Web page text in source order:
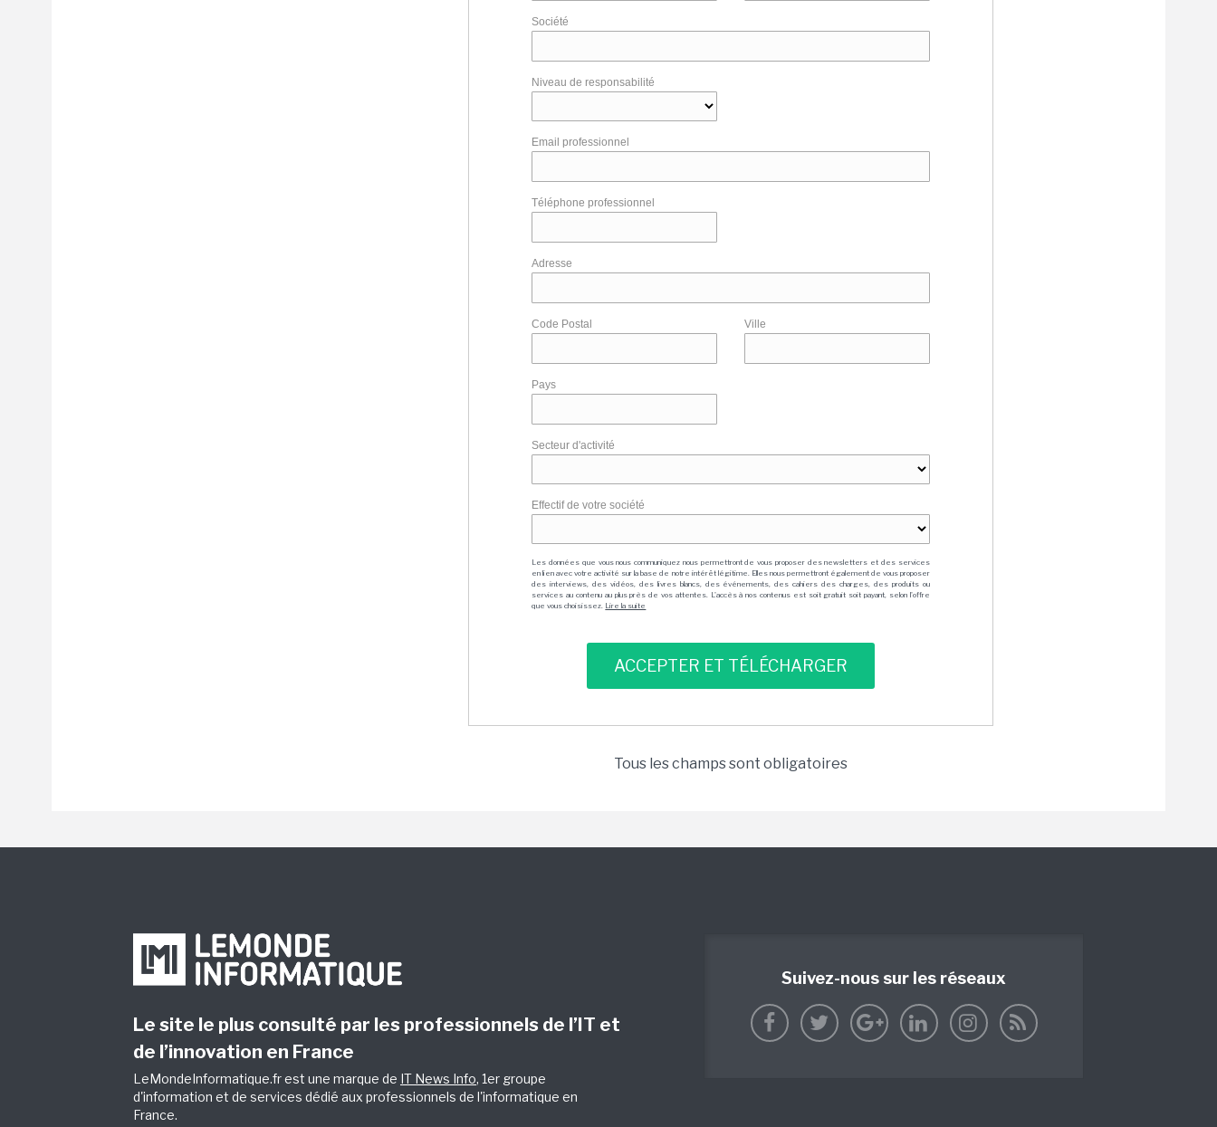
Société
Niveau de responsabilité
Email professionnel
Téléphone professionnel
Adresse
Code Postal Ville
Pays
Secteur d'activité
Effectif de votre société
Les données que vous nous communiquez nous permettront de vous proposer des newsletters et des services
en lien avec votre activité sur la base de notre intérêt légitime. Elles nous permettront également de vous proposer
des interviews, des vidéos, des livres blancs, des événements, des cahiers des charges, des produits ou
services au contenu au plus près de vos attentes. L'accès à nos contenus est soit gratuit soit payant, selon l'offre
que vous choisissez. Lire la suite
Tous les champs sont obligatoires
Le site le plus consulté par les professionnels de l’IT et
de l’innovation en France
LeMondeInformatique.fr est une marque de IT News Info, 1er groupe
d'information et de services dédié aux professionnels de l'informatique en
France.
Suivez-nous sur les réseaux